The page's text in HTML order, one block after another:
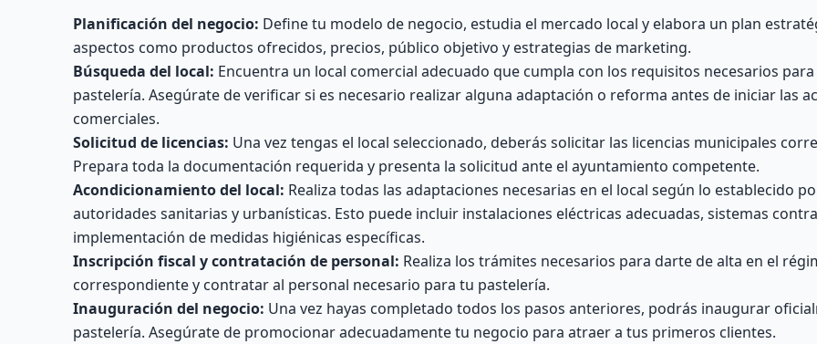
Planificación del negocio: Define tu modelo de negocio, estudia el mercado local y elabora un plan
aspectos como productos ofrecidos, precios, público objetivo y estrategias de marketing.
Búsqueda del local: Encuentra un local comercial adecuado que cumpla con los requisitos necesarios
pastelería. Asegúrate de verificar si es necesario realizar alguna adaptación o reforma antes de iniciar las
comerciales.
Solicitud de licencias: Una vez tengas el local seleccionado, deberás solicitar las licencias municipales
Prepara toda la documentación requerida y presenta la solicitud ante el ayuntamiento competente.
Acondicionamiento del local: Realiza todas las adaptaciones necesarias en el local según lo establecido
autoridades sanitarias y urbanísticas. Esto puede incluir instalaciones eléctricas adecuadas, sistemas
implementación de medidas higiénicas específicas.
Inscripción fiscal y contratación de personal: Realiza los trámites necesarios para darte de alta en el
correspondiente y contratar al personal necesario para tu pastelería.
Inauguración del negocio: Una vez hayas completado todos los pasos anteriores, podrás inaugurar
pastelería. Asegúrate de promocionar adecuadamente tu negocio para atraer a tus primeros clientes.